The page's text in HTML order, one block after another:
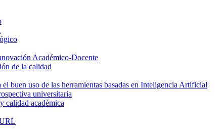
Académico-Docente
de la calidad
el buen uso de las herramientas basadas en Inteligencia Artificial
universitaria
calidad académica